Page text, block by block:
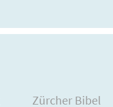
Zürcher Bibel